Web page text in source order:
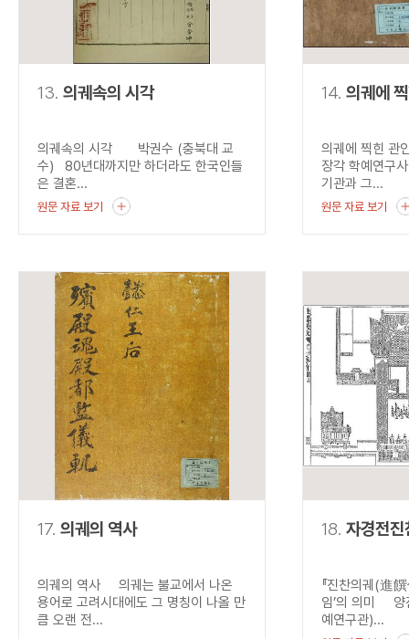
13. 의궤속의 시각
의궤속의 시각 박권수 (충북대 교
수) 80년대까지만 하더라도 한국인들
은 결혼...
원문 자료 보기
14. 의궤에
의궤에 찍힌
장각 학예연구
기관과 그...
원문 자료 보기
17. 의궤의 역사
의궤의 역사 의궤는 불교에서 나온
용어로 고려시대에도 그 명칭이 나올 만
큼 오랜 전...
18. 자경전진
『진찬의궤(進
임’의 의미 양
예연구관)...